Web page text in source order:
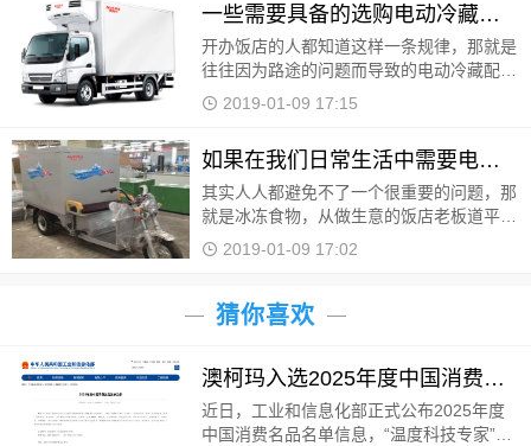
一些需要具备的选购电动冷藏配送车的知识
开办饭店的人都知道这样一条规律，那就是
往往因为路途的问题而导致的电动冷藏配送
车送餐饮不及时所导致的各种残缺不穷的熟
2019-01-09 17:15
如果在我们日常生活中需要电动冷藏配送车怎么
其实人人都避免不了一个很重要的问题，那
就是冰冻食物，从做生意的饭店老板道平时
的小户人家都需要电动冷藏配送车，接下来
2019-01-09 17:02
猜你喜欢
澳柯玛入选2025年度中国消费名品
近日，工业和信息化部正式公布2025年度
中国消费名品名单信息，“温度科技专家”澳